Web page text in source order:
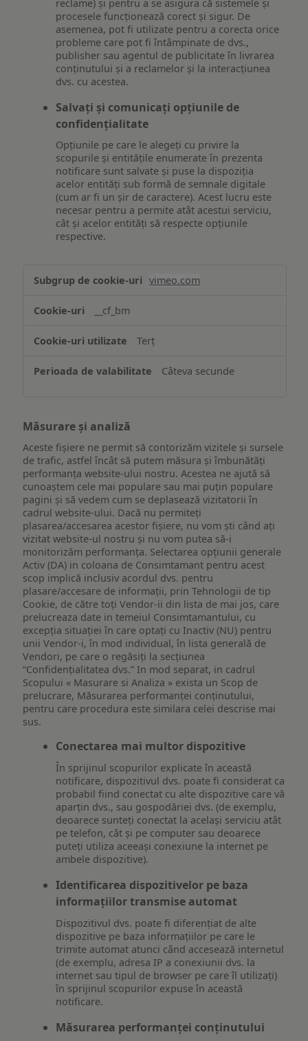
reclame) și pentru a se asigura că sistemele și
procesele funcționează corect și sigur. De
asemenea, pot fi utilizate pentru a corecta orice
probleme care pot fi întâmpinate de dvs.,
publisher sau agentul de publicitate în livrarea
conținutului și a reclamelor și la interacțiunea
dvs. cu acestea.
Salvați și comunicați opțiunile de
confidențialitate
Opțiunile pe care le alegeți cu privire la
scopurile și entitățile enumerate în prezenta
notificare sunt salvate și puse la dispoziția
acelor entități sub formă de semnale digitale
(cum ar fi un șir de caractere). Acest lucru este
necesar pentru a permite atât acestui serviciu,
cât și acelor entități să respecte opțiunile
respective.
Asigurarea
funcționalităților
website-
ului
vimeo.com
__cf_bm
Terț
Câteva secunde
Măsurare și analiză
Aceste fișiere ne permit să contorizăm vizitele și sursele
de trafic, astfel încât să putem măsura și îmbunătăți
performanța website-ului nostru. Acestea ne ajută să
cunoaștem cele mai populare sau mai puțin populare
pagini și să vedem cum se deplasează vizitatorii în
cadrul website-ului. Dacă nu permiteți
plasarea/accesarea acestor fișiere, nu vom ști când ați
vizitat website-ul nostru și nu vom putea să-i
monitorizăm performanța. Selectarea opțiunii generale
Activ (DA) in coloana de Consimtamant pentru acest
scop implică inclusiv acordul dvs. pentru
plasare/accesare de informații, prin Tehnologii de tip
Cookie, de către toți Vendor-ii din lista de mai jos, care
prelucreaza date in temeiul Consimtamantului, cu
excepția situației în care optați cu Inactiv (NU) pentru
unii Vendor-i, în mod individual, în lista generală de
Vendori, pe care o regăsiți la secțiunea
“Confidențialitatea dvs.” In mod separat, in cadrul
Scopului « Masurare si Analiza » exista un Scop de
prelucrare, Măsurarea performanței conținutului,
pentru care procedura este similara celei descrise mai
sus.
Conectarea mai multor dispozitive
În sprijinul scopurilor explicate în această
notificare, dispozitivul dvs. poate fi considerat ca
probabil fiind conectat cu alte dispozitive care vă
aparțin dvs., sau gospodăriei dvs. (de exemplu,
deoarece sunteți conectat la același serviciu atât
pe telefon, cât și pe computer sau deoarece
puteți utiliza aceeași conexiune la internet pe
ambele dispozitive).
Identificarea dispozitivelor pe baza
informațiilor transmise automat
Dispozitivul dvs. poate fi diferențiat de alte
dispozitive pe baza informațiilor pe care le
trimite automat atunci când accesează internetul
(de exemplu, adresa IP a conexiunii dvs. la
internet sau tipul de browser pe care îl utilizați)
în sprijinul scopurilor expuse în această
notificare.
Măsurarea performanței conținutului